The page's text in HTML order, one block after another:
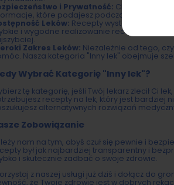
i Prywatność: Chronimy
które podajesz podczas konsultacji,
Leków: Recepty wystawiane na
i wygodne realizowanie recepty. Nie
Zakres Leków: Niezależnie od tego,
Nasza kategoria "Inny lek" obejmuje
Wybrać Kategorię "Inny lek"?
tę kategorię, jeśli Twój lekarz zlecił Ci
recepty na lek, który jest bardziej
alternatywnych rozwiązań
Zobowiązanie
nam na tym, abyś czuł się pewnie i
był jak najbardziej transparentny i
i skutecznie zadbać o swoje zdrowie.
z naszej usługi już dziś i dołącz do
że Twoje zdrowie jest w dobrych